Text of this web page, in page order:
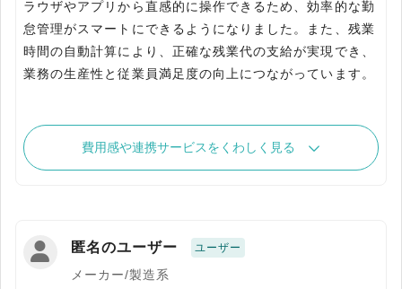
ラウザやアプリから直感的に操作できるため、効率的な勤
怠管理がスマートにできるようになりました。また、残業
時間の自動計算により、正確な残業代の支給が実現でき、
業務の生産性と従業員満足度の向上につながっています。
費用感や連携サービスをくわしく見る
匿名のユーザー ユーザー
メーカー/製造系